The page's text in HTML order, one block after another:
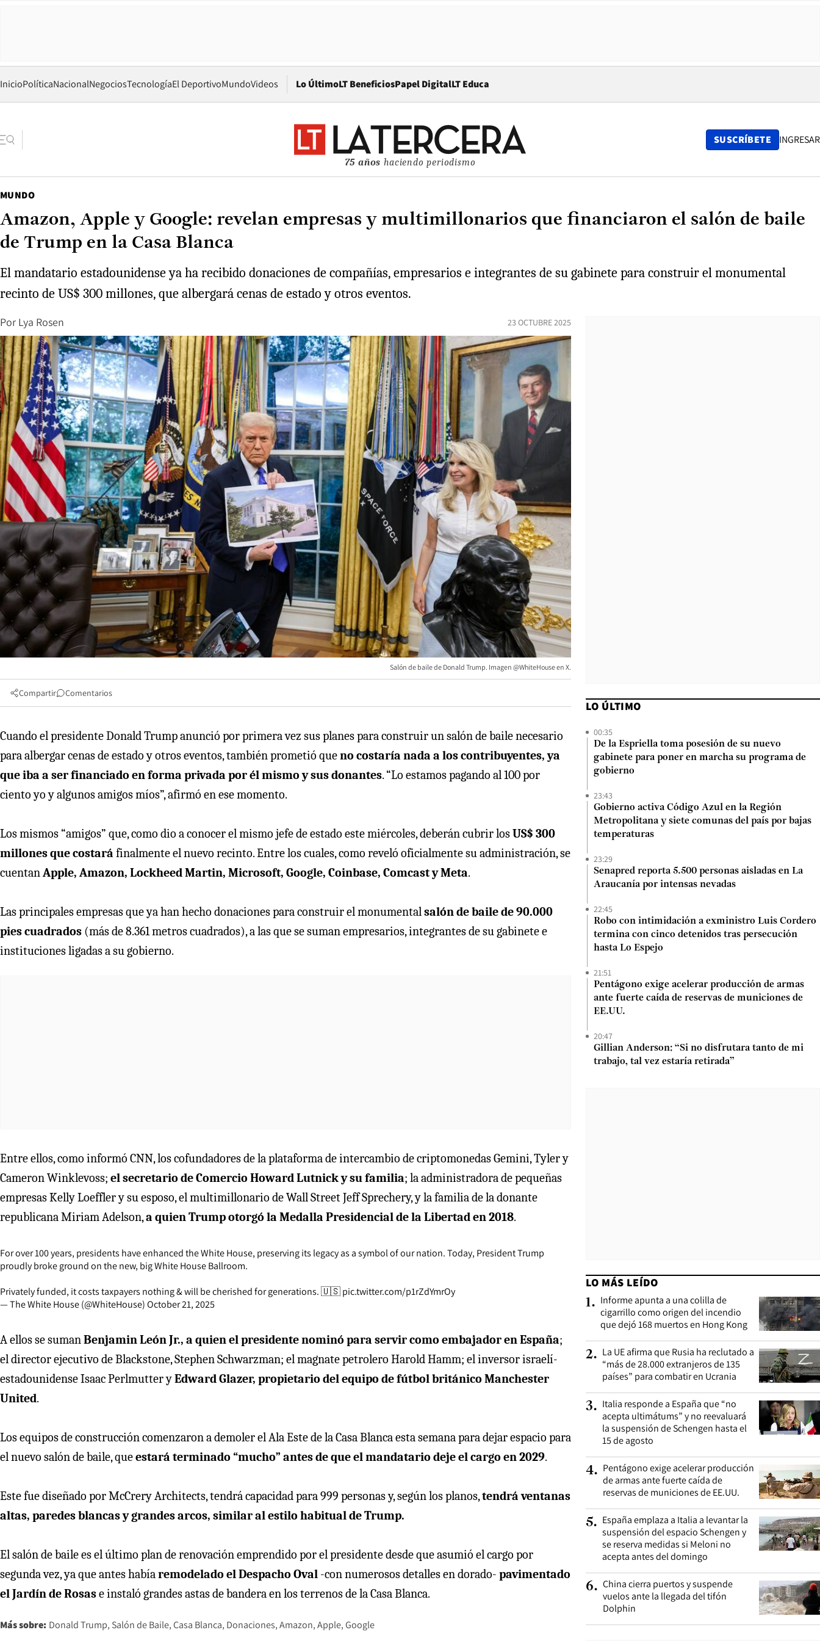
InicioPolíticaNacionalNegociosTecnologíaEl DeportivoMundoVideos Lo ÚltimoLT BeneficiosPapel DigitalOpens in new window
LT Educa
75 años haciendo periodismo
SUSCRÍBETE INGRESAR
MUNDO
Amazon, Apple y Google: revelan empresas y multimillonarios que financiaron el salón de baile
de Trump en la Casa Blanca
El mandatario estadounidense ya ha recibido donaciones de compañías, empresarios e integrantes de su gabinete para construir el monumental
recinto de US$ 300 millones, que albergará cenas de estado y otros eventos.
Por Lya Rosen 23 OCTUBRE 2025
Salón de baile de Donald Trump. Imagen @WhiteHouse en X.
Compartir Comentarios
Cuando el presidente Donald Trump anunció por primera vez sus planes para construir un salón de baile necesario
para albergar cenas de estado y otros eventos, también prometió queno costaría nada a los contribuyentes, ya
que iba a ser financiado en forma privada por él mismo y sus donantes. “Lo estamos pagando al 100 por
ciento yo y algunos amigos míos”, afirmó en ese momento.
Los mismos “amigos” que, como dio a conocer el mismo jefe de estado este miércoles, deberán cubrir losUS$ 300
millones que costará finalmente el nuevo recinto. Entre los cuales, como reveló oficialmente su administración, se
cuentanApple, Amazon, Lockheed Martin, Microsoft, Google, Coinbase, Comcast y Meta.
Las principales empresas que ya han hecho donaciones para construir el monumentalsalón de baile de 90.000
pies cuadrados (más de 8.361 metros cuadrados), a las que se suman empresarios, integrantes de su gabinete e
instituciones ligadas a su gobierno.
Entre ellos, como informó CNN, los cofundadores de la plataforma de intercambio de criptomonedas Gemini, Tyler y
Cameron Winklevoss; el secretario de Comercio Howard Lutnick y su familia; la administradora de pequeñas
empresas Kelly Loeffler y su esposo, el multimillonario de Wall Street Jeff Sprechery, y la familia de la donante
republicana Miriam Adelson,a quien Trump otorgó la Medalla Presidencial de la Libertad en 2018.
For over 100 years, presidents have enhanced the White House, preserving its legacy as a symbol of our nation. Today, President Trump
proudly broke ground on the new, big White House Ballroom.
Privately funded, it costs taxpayers nothing & will be cherished for generations. 🇺🇸pic.twitter.com/p1rZdYmrOy
— The White House (@WhiteHouse)October 21, 2025
A ellos se sumanBenjamin León Jr., a quien el presidente nominó para servir como embajador en España;
el director ejecutivo de Blackstone, Stephen Schwarzman; el magnate petrolero Harold Hamm; el inversor israelí-
estadounidense Isaac Perlmutter yEdward Glazer, propietario del equipo de fútbol británico Manchester
United.
Los equipos de construcción comenzaron a demoler el Ala Este de la Casa Blanca esta semana para dejar espacio para
el nuevo salón de baile, queestará terminado “mucho” antes de que el mandatario deje el cargo en 2029.
Este fue diseñado por McCrery Architects, tendrá capacidad para 999 personas y, según los planos,tendrá ventanas
altas, paredes blancas y grandes arcos, similar al estilo habitual de Trump.
El salón de baile es el último plan de renovación emprendido por el presidente desde que asumió el cargo por
segunda vez, ya que antes habíaremodelado el Despacho Oval -con numerosos detalles en dorado- pavimentado
el Jardín de Rosase instaló grandes astas de bandera en los terrenos de la Casa Blanca.
Más sobre: Donald Trump Salón de Baile Casa Blanca Donaciones Amazon Apple Google
LO ÚLTIMO
00:35
De la Espriella toma posesión de su nuevo
gabinete para poner en marcha su programa de
gobierno
23:43
Gobierno activa Código Azul en la Región
Metropolitana y siete comunas del país por bajas
temperaturas
23:29
Senapred reporta 5.500 personas aisladas en La
Araucanía por intensas nevadas
22:45
Robo con intimidación a exministro Luis Cordero
termina con cinco detenidos tras persecución
hasta Lo Espejo
21:51
Pentágono exige acelerar producción de armas
ante fuerte caída de reservas de municiones de
EE.UU.
20:47
Gillian Anderson: “Si no disfrutara tanto de mi
trabajo, tal vez estaría retirada”
LO MÁS LEÍDO
1. Informe apunta a una colilla de
cigarrillo como origen del incendio
que dejó 168 muertos en Hong Kong
2. La UE afirma que Rusia ha reclutado a
“más de 28.000 extranjeros de 135
países” para combatir en Ucrania
3. Italia responde a España que “no
acepta ultimátums” y no reevaluará
la suspensión de Schengen hasta el
15 de agosto
4. Pentágono exige acelerar producción
de armas ante fuerte caída de
reservas de municiones de EE.UU.
5. España emplaza a Italia a levantar la
suspensión del espacio Schengen y
se reserva medidas si Meloni no
acepta antes del domingo
6. China cierra puertos y suspende
vuelos ante la llegada del tifón
Dolphin